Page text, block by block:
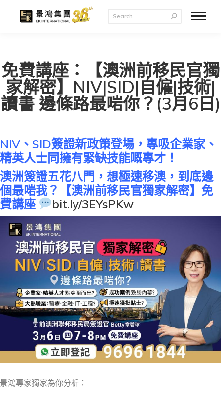
免費講座：【澳洲前移民官獨
家解密】NIV|SID|自僱|技術|
讀書 邊條路最啱你？(3月6日)
NIV、SID簽證新政策登場，專吸企業家、
精英人士同擁有緊缺技能嘅專才！
澳洲簽證五花八門，想極速移澳，到底邊
個最啱我？【澳洲前移民官獨家解密】免
費講座
bit.ly/3EYsPKw
景鴻專家獨家為你分析：